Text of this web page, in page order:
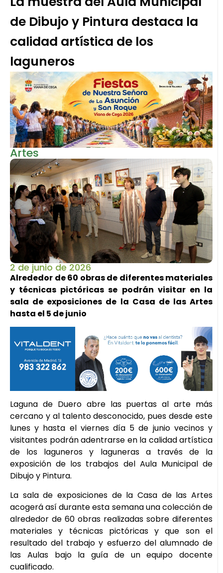
de Dibujo y Pintura destaca la
calidad artística de los
laguneros
Artes
2 de junio de 2026
Alrededor de 60 obras de diferentes materiales
y técnicas pictóricas se podrán visitar en la
sala de exposiciones de la Casa de las Artes
hasta el 5 de junio
Laguna de Duero abre las puertas al arte más
cercano y al talento desconocido, pues desde este
lunes y hasta el viernes día 5 de junio vecinos y
visitantes podrán adentrarse en la calidad artística
de los laguneros y laguneras a través de la
exposición de los trabajos del Aula Municipal de
Dibujo y Pintura.
La sala de exposiciones de la Casa de las Artes
acogerá así durante esta semana una colección de
alrededor de 60 obras realizadas sobre diferentes
materiales y técnicas pictóricas y que son el
resultado del trabajo y esfuerzo del alumnado de
las Aulas bajo la guía de un equipo docente
cualificado.